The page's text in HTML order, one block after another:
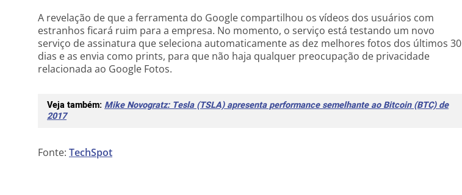
A revelação de que a ferramenta do Google compartilhou os vídeos dos usuários com
estranhos ficará ruim para a empresa. No momento, o serviço está testando um novo
serviço de assinatura que seleciona automaticamente as dez melhores fotos dos últimos 30
dias e as envia como prints, para que não haja qualquer preocupação de privacidade
relacionada ao Google Fotos.
Veja também: Mike Novogratz: Tesla (TSLA) apresenta performance semelhante ao Bitcoin (BTC) de
2017
Fonte: TechSpot